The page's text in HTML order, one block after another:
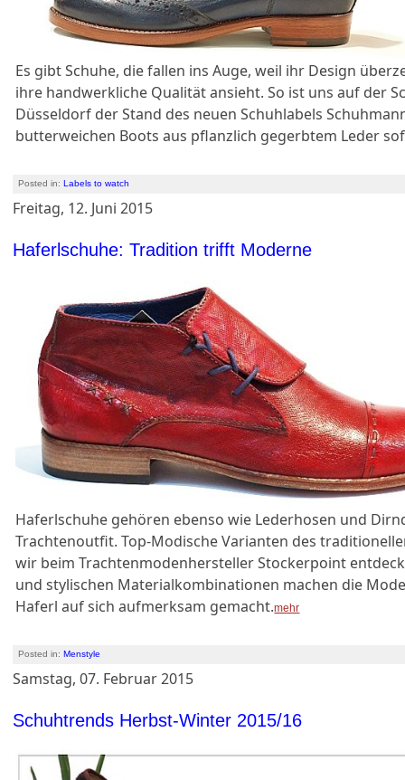
Es gibt Schuhe, die fallen ins Auge, weil ihr Design
ihre handwerkliche Qualität ansieht. So ist uns auf der
Düsseldorf der Stand des neuen Schuhlabels
butterweichen Boots aus pflanzlich gegerbtem Leder
Posted in:Labels to watch
Freitag, 12. Juni 2015
Haferlschuhe: Tradition trifft Moderne
Haferlschuhe gehören ebenso wie Lederhosen und
Trachtenoutfit. Top-Modische Varianten des
wir beim Trachtenmodenhersteller Stockerpoint
und stylischen Materialkombinationen machen die
Haferl auf sich aufmerksam gemacht.mehr
Posted in:Menstyle
Samstag, 07. Februar 2015
Schuhtrends Herbst-Winter 2015/16